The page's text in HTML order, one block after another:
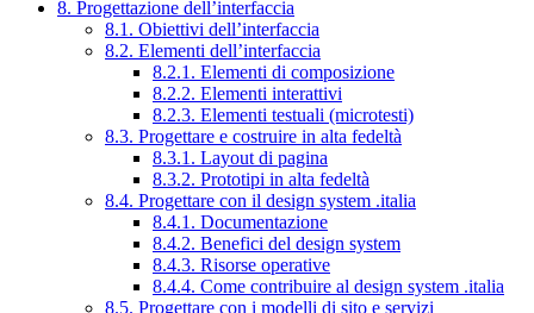
8. Progettazione dell’interfaccia
8.1. Obiettivi dell’interfaccia
8.2. Elementi dell’interfaccia
8.2.1. Elementi di composizione
8.2.2. Elementi interattivi
8.2.3. Elementi testuali (microtesti)
8.3. Progettare e costruire in alta fedeltà
8.3.1. Layout di pagina
8.3.2. Prototipi in alta fedeltà
8.4. Progettare con il design system .italia
8.4.1. Documentazione
8.4.2. Benefici del design system
8.4.3. Risorse operative
8.4.4. Come contribuire al design system .italia
8.5. Progettare con i modelli di sito e servizi